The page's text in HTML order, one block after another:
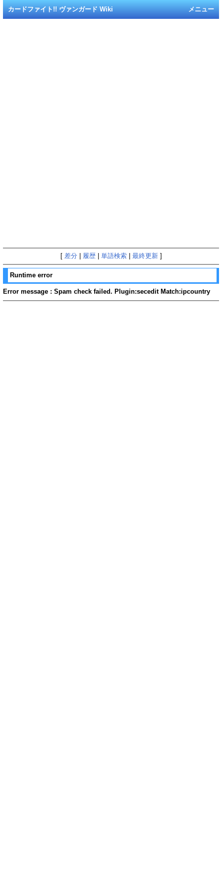
メニュー
カードファイト!! ヴァンガード Wiki
[ 差分 履歴| 単語検索| 最終更新]
Runtime error
Error message : Spam check failed. Plugin:secedit Match:ipcountry